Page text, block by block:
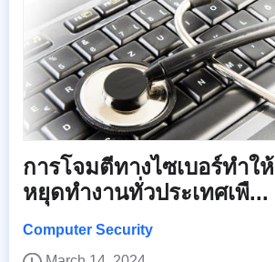
การโจมตีทางไซเบอร์ทำใ
หยุดทำงานทั่วประเทศเพื...
Computer Security